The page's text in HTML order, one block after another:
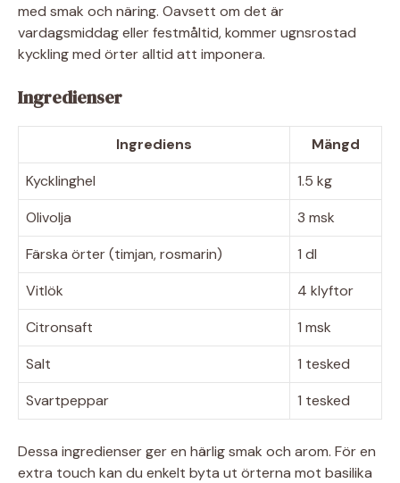
med smak och näring. Oavsett om det är
vardagsmiddag eller festmåltid, kommer ugnsrostad
kyckling med örter alltid att imponera.
Ingredienser
Ingrediens
Mängd
Kycklinghel
1.5 kg
Olivolja
3 msk
Färska örter (timjan, rosmarin)
1 dl
Vitlök
4 klyftor
Citronsaft
1 msk
Salt
1 tesked
Svartpeppar
1 tesked
Dessa ingredienser ger en härlig smak och arom. För en
extra touch kan du enkelt byta ut örterna mot basilika